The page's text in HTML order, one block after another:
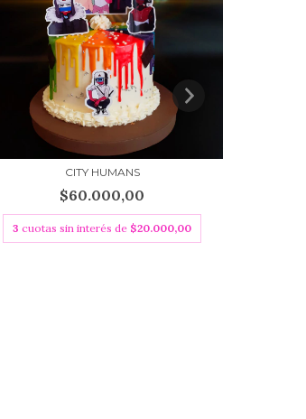
CITY HUMANS
$60.000,00
3 cuotas sin interés de $20.000,00